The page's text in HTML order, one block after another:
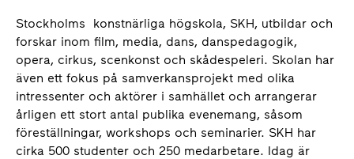
Stockholms konstnärliga högskola, SKH, utbildar och
forskar inom film, media, dans, danspedagogik,
opera, cirkus, scenkonst och skådespeleri. Skolan har
även ett fokus på samverkansprojekt med olika
intressenter och aktörer i samhället och arrangerar
årligen ett stort antal publika evenemang, såsom
föreställningar, workshops och seminarier. SKH har
cirka 500 studenter och 250 medarbetare. Idag är